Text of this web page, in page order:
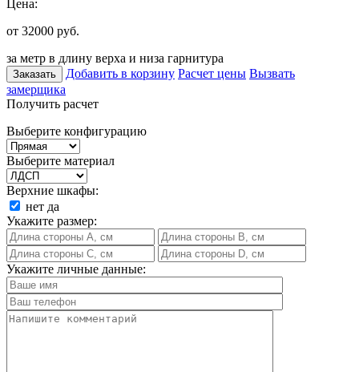
Цена:
от 32000 руб.
за метр в длину верха и низа гарнитура
Заказать Добавить в корзину Расчет цены Вызвать
замерщика
Получить расчет
Выберите конфигурацию
Выберите материал
Верхние шкафы:
нет да
Укажите размер:
Укажите личные данные: